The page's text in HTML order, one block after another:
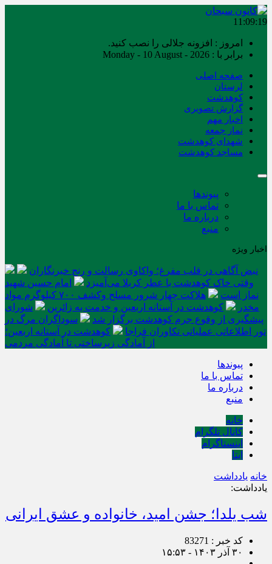
11:09:19
امروز : افزونه جلالی را نصب کنید.
برابر با : Monday - 10 August - 2026
صفحه اصلی
لرستان
کوهدشت
گزارش تصویری
اخبار مهم
نماز جمعه
شهدای کوهدشت
مساجد کوهدشت
پیوندها
تماس با ما
درباره ما
منبع
اخبار ویژه
نبض آگاهی در قلب مفرغ؛ واکاوی رسالت و رنج خبرنگاران
وقتی خاک کوهدشت با عطر کربلا می‌آمیزد
امام حسین شهید
نماز است
هلاکت چهار شرور مسلح وکشف ۷۰۰ کیلوگرم مواد
مخدر
کوهدشت در آستانه اربعین و خدمت‌ به زائرین
شورای
پیشگیری از وقوع جرم کوهدشت برگزار شد
سوداگران مرگ در
تور اطلاعاتی عملیاتی تکاوران فراجا
کوهدشت در آستانه اربعین؛
از آمادگی زیرساختی تا آمادگی مردمی
پیوندها
تماس با ما
درباره ما
منبع
خانه
کانال تلگرام
اینستاگرام
ایتا
خانه یادداشت
یادداشت:
شب یلدا؛ جشن امید، خانواده و عشق ایرانی
کد خبر : 83271
۳۰ آذر ۱۴۰۳ - ۱۵:۵۳